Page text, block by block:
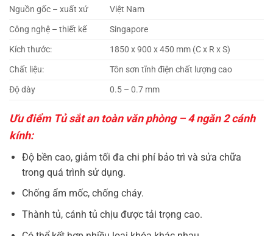
Nguồn gốc – xuất xứ
Việt Nam
Công nghệ – thiết kế
Singapore
Kích thước:
1850 x 900 x 450 mm (C x R x S)
Chất liệu:
Tôn sơn tĩnh điện chất lượng cao
Độ dày
0.5 – 0.7 mm
Ưu điểm Tủ sắt an toàn văn phòng – 4 ngăn 2 cánh
kính:
Độ bền cao, giảm tối đa chi phí bảo trì và sửa chữa
trong quá trình sử dụng.
Chống ẩm mốc, chống cháy.
Thành tủ, cánh tủ chịu được tải trọng cao.